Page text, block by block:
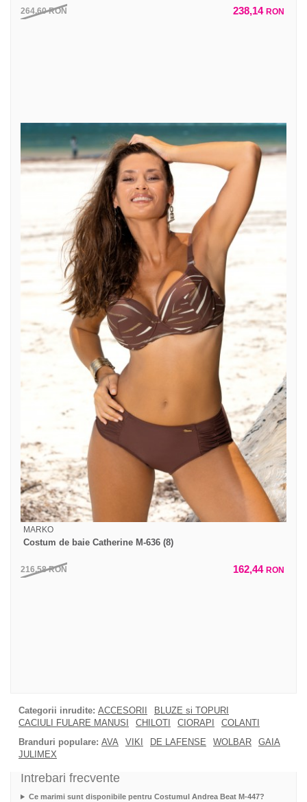
264,60RON 238,14 RON
MARKO
Costum de baie Catherine M-636 (8)
216,58RON 162,44 RON
Categorii inrudite: ACCESORII
BLUZE si TOPURI
CACIULI FULARE MANUSI
CHILOTI CIORAPI
COLANTI
Branduri populare: AVA VIKI DE LAFENSE WOLBAR
GAIA
JULIMEX
Intrebari frecvente
Ce marimi sunt disponibile pentru Costumul Andrea Beat M-447?